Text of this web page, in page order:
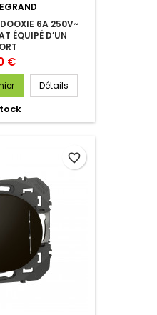
6A 250V~
ÉQUIPÉ D’UN
€
Détails
favorite_border